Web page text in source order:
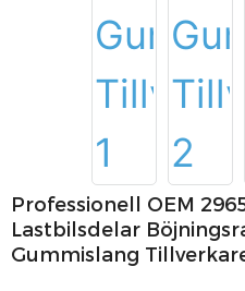
Professionell OEM
Lastbilsdelar
Gummislang